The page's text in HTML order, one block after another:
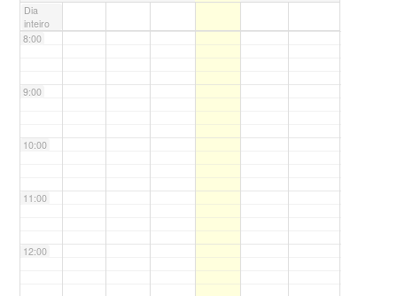
Dia
inteiro
8:00
9:00
10:00
11:00
12:00